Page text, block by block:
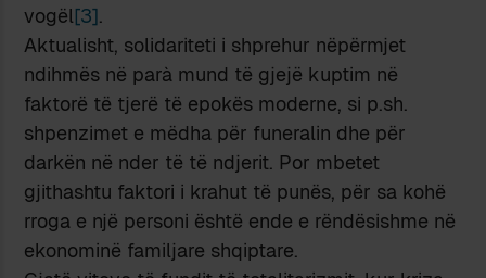
vogël[3].
Aktualisht, solidariteti i shprehur nëpërmjet
ndihmës në parà mund të gjejë kuptim në
faktorë të tjerë të epokës moderne, si p.sh.
shpenzimet e mëdha për funeralin dhe për
darkën në nder të të ndjerit. Por mbetet
gjithashtu faktori i krahut të punës, për sa kohë
rroga e një personi është ende e rëndësishme në
ekonominë familjare shqiptare.